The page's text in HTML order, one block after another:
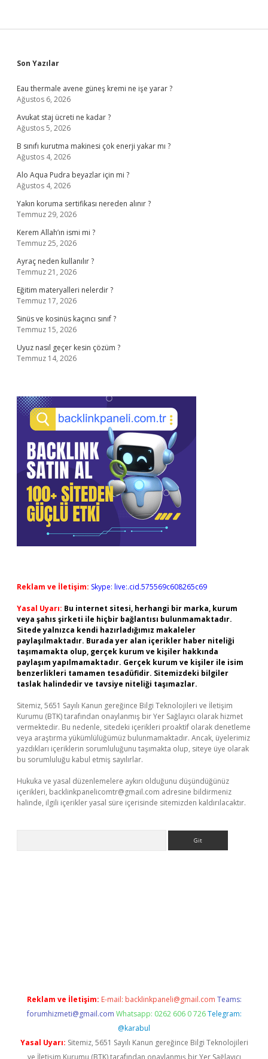
Sidebar
Son Yazılar
Eau thermale avene güneş kremi ne işe yarar ?
Ağustos 6, 2026
Avukat staj ücreti ne kadar ?
Ağustos 5, 2026
B sınıfı kurutma makinesi çok enerji yakar mı ?
Ağustos 4, 2026
Alo Aqua Pudra beyazlar için mi ?
Ağustos 4, 2026
Yakın koruma sertifikası nereden alınır ?
Temmuz 29, 2026
Kerem Allah’ın ismi mi ?
Temmuz 25, 2026
Ayraç neden kullanılır ?
Temmuz 21, 2026
Eğitim materyalleri nelerdir ?
Temmuz 17, 2026
Sinüs ve kosinüs kaçıncı sınıf ?
Temmuz 15, 2026
Uyuz nasıl geçer kesin çözüm ?
Temmuz 14, 2026
Reklam ve İletişim: Skype: live:.cid.575569c608265c69
Yasal Uyarı: Bu internet sitesi, herhangi bir marka, kurum
veya şahıs şirketi ile hiçbir bağlantısı bulunmamaktadır.
Sitede yalnızca kendi hazırladığımız makaleler
paylaşılmaktadır. Burada yer alan içerikler haber niteliği
taşımamakta olup, gerçek kurum ve kişiler hakkında
paylaşım yapılmamaktadır. Gerçek kurum ve kişiler ile isim
benzerlikleri tamamen tesadüfidir. Sitemizdeki bilgiler
taslak halindedir ve tavsiye niteliği taşımazlar.
Sitemiz, 5651 Sayılı Kanun gereğince Bilgi Teknolojileri ve İletişim
Kurumu (BTK) tarafından onaylanmış bir Yer Sağlayıcı olarak hizmet
vermektedir. Bu nedenle, sitedeki içerikleri proaktif olarak denetleme
veya araştırma yükümlülüğümüz bulunmamaktadır. Ancak, üyelerimiz
yazdıkları içeriklerin sorumluluğunu taşımakta olup, siteye üye olarak
bu sorumluluğu kabul etmiş sayılırlar.
Hukuka ve yasal düzenlemelere aykırı olduğunu düşündüğünüz
içerikleri, backlinkpanelicomtr@gmail.com adresine bildirmeniz
halinde, ilgili içerikler yasal süre içerisinde sitemizden kaldırılacaktır.
Reklam ve İletişim: E-mail: backlinkpaneli@gmail.com Teams:
forumhizmeti@gmail.com Whatsapp: 0262 606 0 726 Telegram:
@karabul
Yasal Uyarı: Sitemiz, 5651 Sayılı Kanun gereğince Bilgi Teknolojileri
ve İletişim Kurumu (BTK) tarafından onaylanmış bir Yer Sağlayıcı